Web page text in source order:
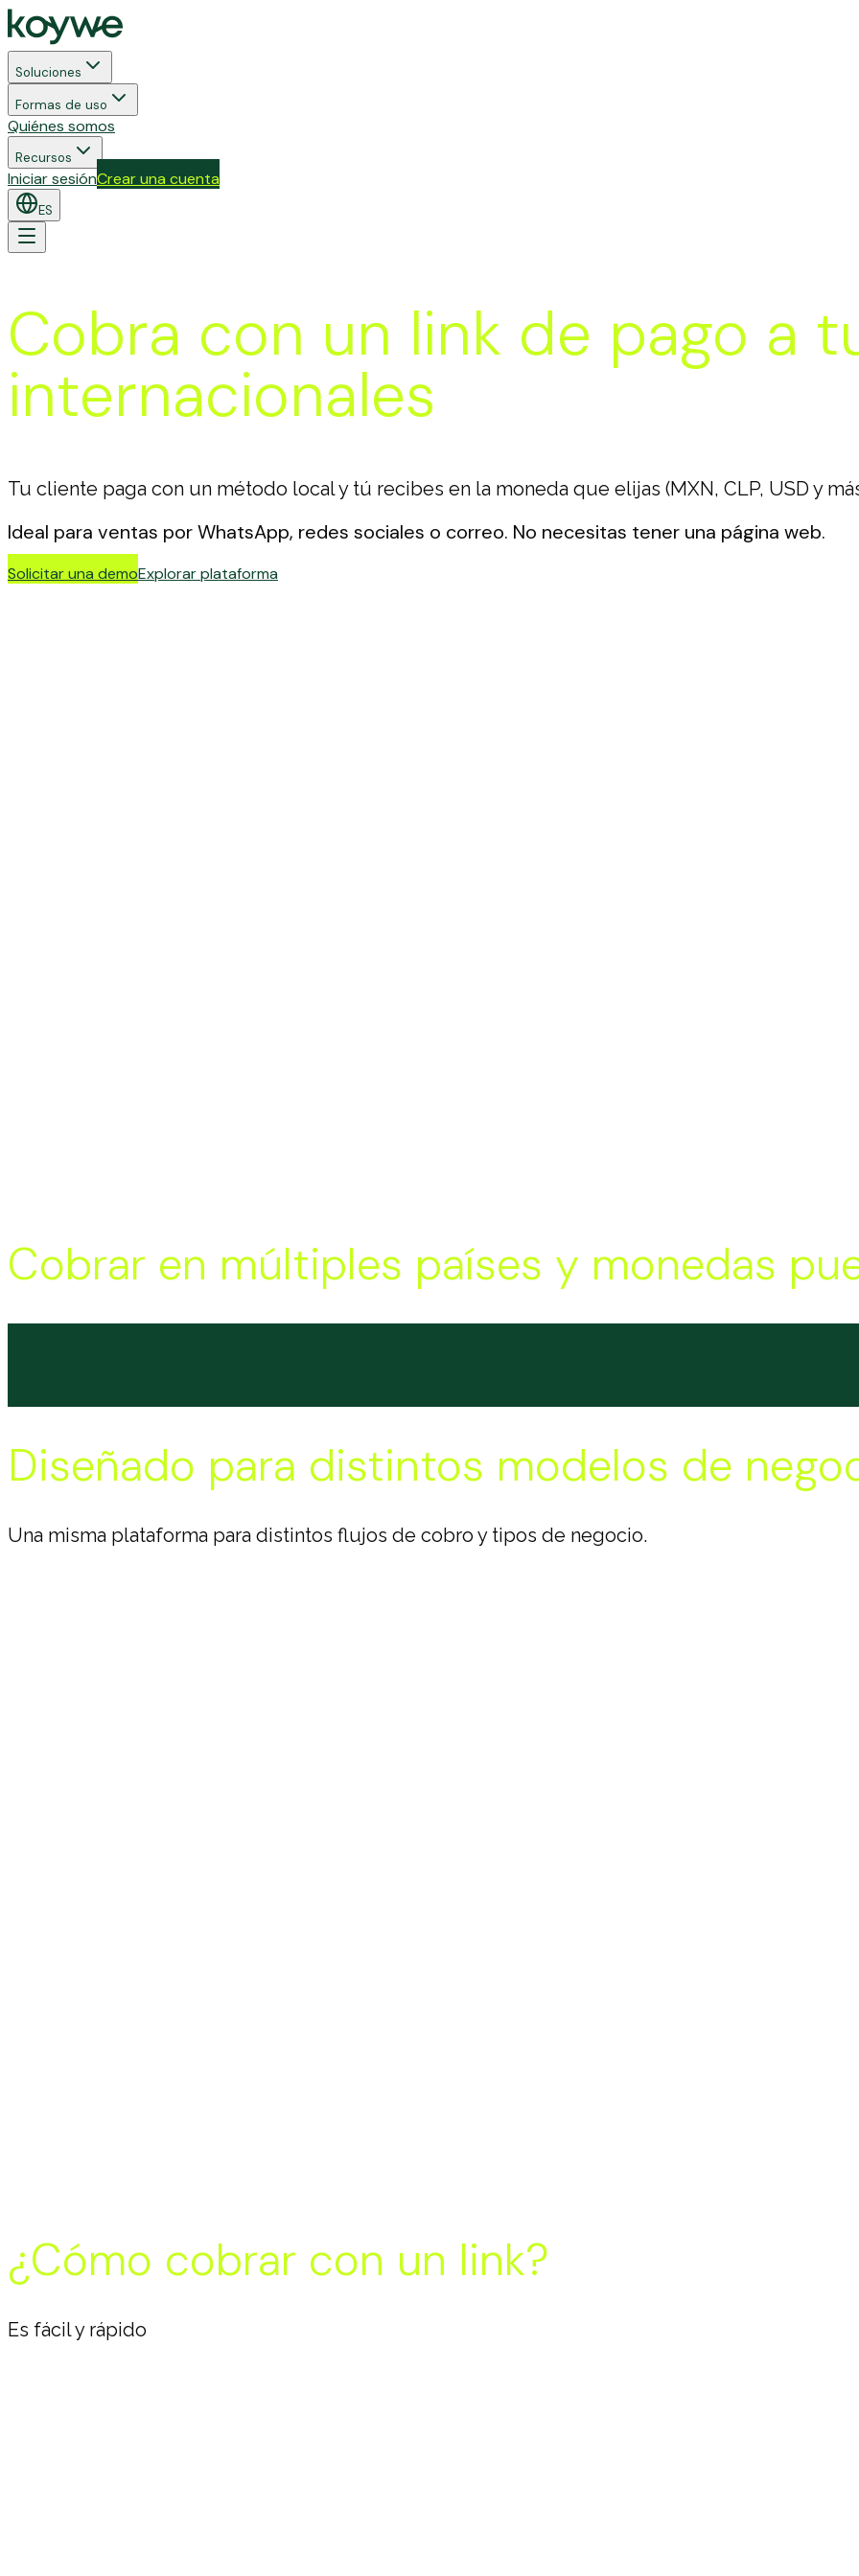
Soluciones
Formas de uso
Quiénes somos
Recursos
Iniciar sesiónCrear una cuenta
ES
Cobra con un link de pago a
internacionales
Tu cliente paga con un método local y tú recibes en la moneda que elijas (MXN, CLP, USD y
Ideal para ventas por WhatsApp, redes sociales o correo. No necesitas tener una página web.
Solicitar una demoExplorar plataforma
Cobrar en múltiples países y monedas
Diseñado para distintos modelos de
Una misma plataforma para distintos flujos de cobro y tipos de negocio.
¿Cómo cobrar con un link?
Es fácil y rápido